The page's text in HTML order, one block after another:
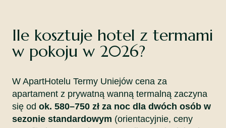
Ile kosztuje hotel z termami
w pokoju w 2026?
W ApartHotelu Termy Uniejów cena za
apartament z prywatną wanną termalną zaczyna
się od ok. 580–750 zł za noc dla dwóch osób w
sezonie standardowym (orientacyjnie, ceny